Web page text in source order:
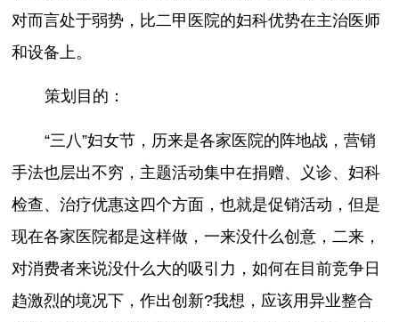
对而言处于弱势，比二甲医院的妇科优势在主治医师
和设备上。
策划目的：
“三八”妇女节，历来是各家医院的阵地战，营销
手法也层出不穷，主题活动集中在捐赠、义诊、妇科
检查、治疗优惠这四个方面，也就是促销活动，但是
现在各家医院都是这样做，一来没什么创意，二来，
对消费者来说没什么大的吸引力，如何在目前竞争日
趋激烈的境况下，作出创新?我想，应该用异业整合